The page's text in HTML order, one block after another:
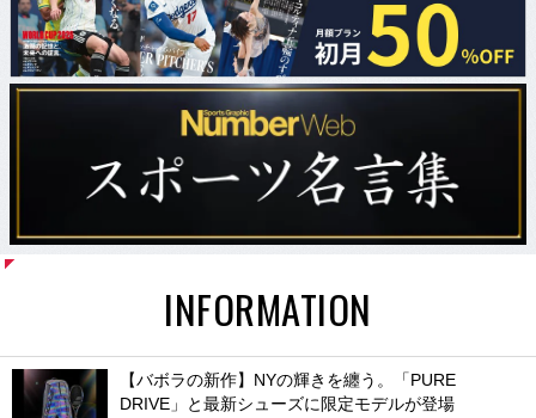
INFORMATION
【バボラの新作】NYの輝きを纏う。「PURE
DRIVE」と最新シューズに限定モデルが登場